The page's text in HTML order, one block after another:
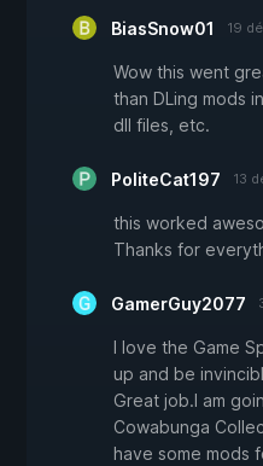
BiasSnow01 19
Wow this went
than DLing mods
dll files, etc.
PoliteCat197 13
this worked
Thanks for
GamerGuy2077
I love the Game
up and be
Great job.I am
Cowabunga
have some mods